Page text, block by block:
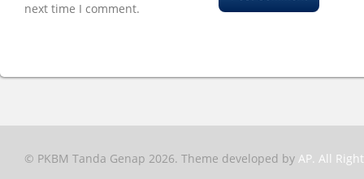
next time I comment.
© PKBM Tanda Genap 2026. Theme developed by AP. All